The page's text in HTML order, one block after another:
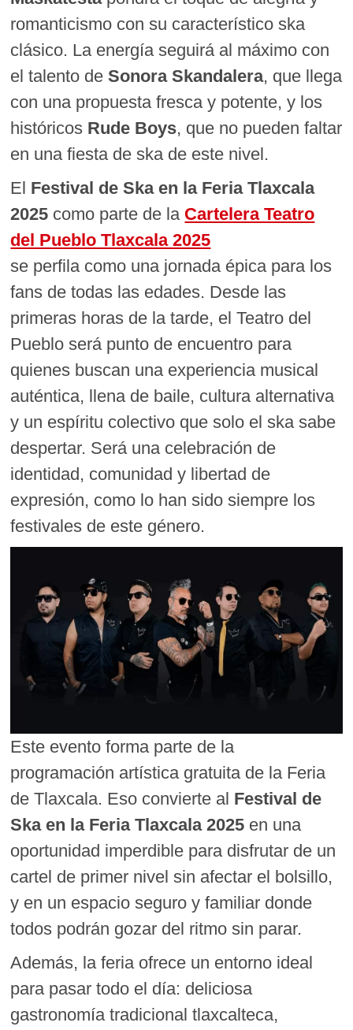
romanticismo con su característico ska
clásico. La energía seguirá al máximo con
el talento deSonora Skandalera, que llega
con una propuesta fresca y potente, y los
históricos Rude Boys, que no pueden faltar
en una fiesta de ska de este nivel.
El Festival de Ska en la Feria Tlaxcala
2025 como parte de la Cartelera Teatro
del Pueblo Tlaxcala 2025
se perfila como una jornada épica para los
fans de todas las edades. Desde las
primeras horas de la tarde, el Teatro del
Pueblo será punto de encuentro para
quienes buscan una experiencia musical
auténtica, llena de baile, cultura alternativa
y un espíritu colectivo que solo el ska sabe
despertar. Será una celebración de
identidad, comunidad y libertad de
expresión, como lo han sido siempre los
festivales de este género.
Este evento forma parte de la
programación artística gratuita de la Feria
de Tlaxcala. Eso convierte al Festival de
Ska en la Feria Tlaxcala 2025 en una
oportunidad imperdible para disfrutar de un
cartel de primer nivel sin afectar el bolsillo,
y en un espacio seguro y familiar donde
todos podrán gozar del ritmo sin parar.
Además, la feria ofrece un entorno ideal
para pasar todo el día: deliciosa
gastronomía tradicional tlaxcalteca,